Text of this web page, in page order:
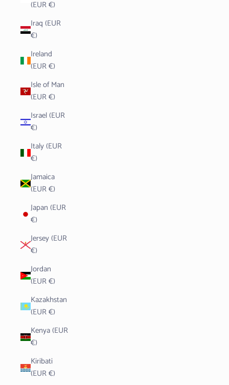
(EUR €)
Iraq (EUR
€)
Ireland
(EUR €)
Isle of Man
(EUR €)
Israel (EUR
€)
Italy (EUR
€)
Jamaica
(EUR €)
Japan (EUR
€)
Jersey (EUR
€)
Jordan
(EUR €)
Kazakhstan
(EUR €)
Kenya (EUR
€)
Kiribati
(EUR €)